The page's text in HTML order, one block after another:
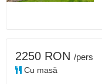
2250 RON /pers
Cu masă